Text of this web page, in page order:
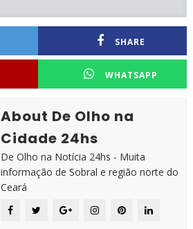
SHARE
WHATSAPP
About De Olho na
Cidade 24hs
De Olho na Notícia 24hs - Muita
informação de Sobral e região norte do
Ceará